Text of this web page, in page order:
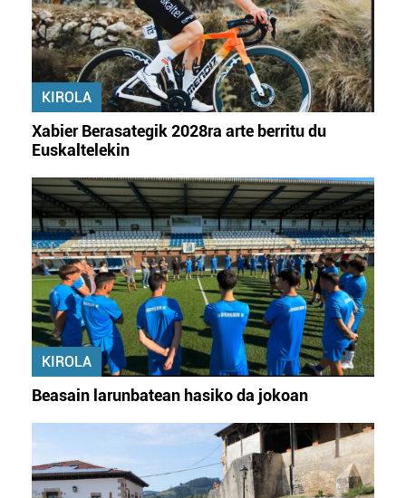
KIROLA
Xabier Berasategik 2028ra arte berritu du
Euskaltelekin
KIROLA
Beasain larunbatean hasiko da jokoan